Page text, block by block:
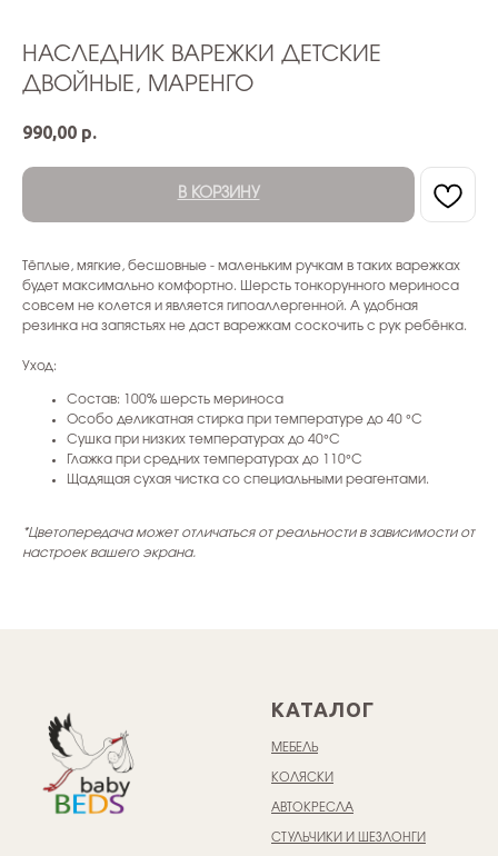
НАСЛЕДНИК ВАРЕЖКИ ДЕТСКИЕ
ДВОЙНЫЕ, МАРЕНГО
990,00 р.
В КОРЗИНУ
Тёплые, мягкие, бесшовные - маленьким ручкам в таких варежках
будет максимально комфортно. Шерсть тонкорунного мериноса
совсем не колется и является гипоаллергенной. А удобная
резинка на запястьях не даст варежкам соскочить с рук ребёнка.
Уход:
Состав: 100% шерсть мериноса
Особо деликатная стирка при температуре до 40 °C
Сушка при низких температурах до 40°C
Глажка при средних температурах до 110°C
Щадящая сухая чистка со специальными реагентами.
*Цветопередача может отличаться от реальности в зависимости от
настроек вашего экрана.
КАТАЛОГ
МЕБЕЛЬ
КОЛЯСКИ
АВТОКРЕСЛА
СТУЛЬЧИКИ И ШЕЗЛОНГИ